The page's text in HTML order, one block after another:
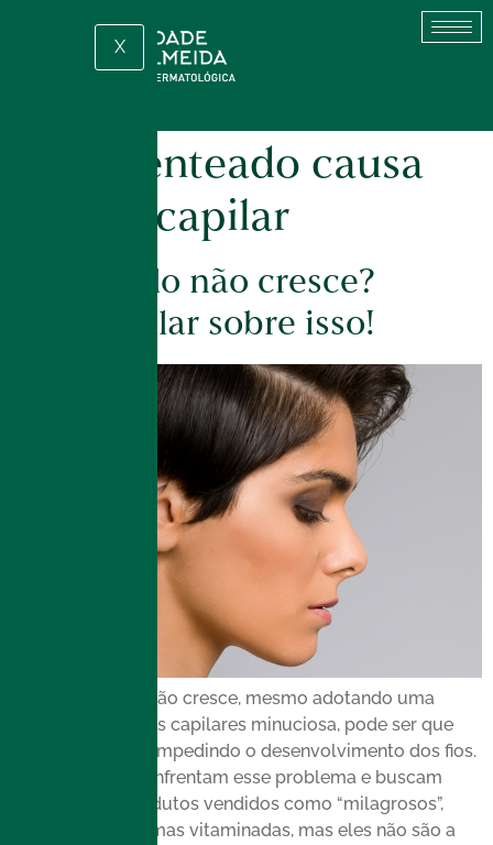
X
penteado causa
queda capilar
Seu cabelo não cresce?
Vamos falar sobre isso!
Se o seu cabelo não cresce, mesmo adotando uma
rotina de cuidados capilares minuciosa, pode ser que
haja algum fator impedindo o desenvolvimento dos fios.
Muitas pessoas enfrentam esse problema e buscam
soluções em produtos vendidos como “milagrosos”,
como balas e gomas vitaminadas, mas eles não são a